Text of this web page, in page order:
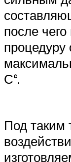
после
процедуру
С°.
Под таким